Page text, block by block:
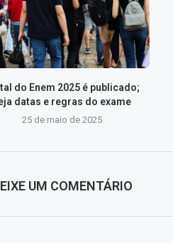
do Enem 2025 é publicado;
datas e regras do exame
25 de maio de 2025
UM COMENTÁRIO